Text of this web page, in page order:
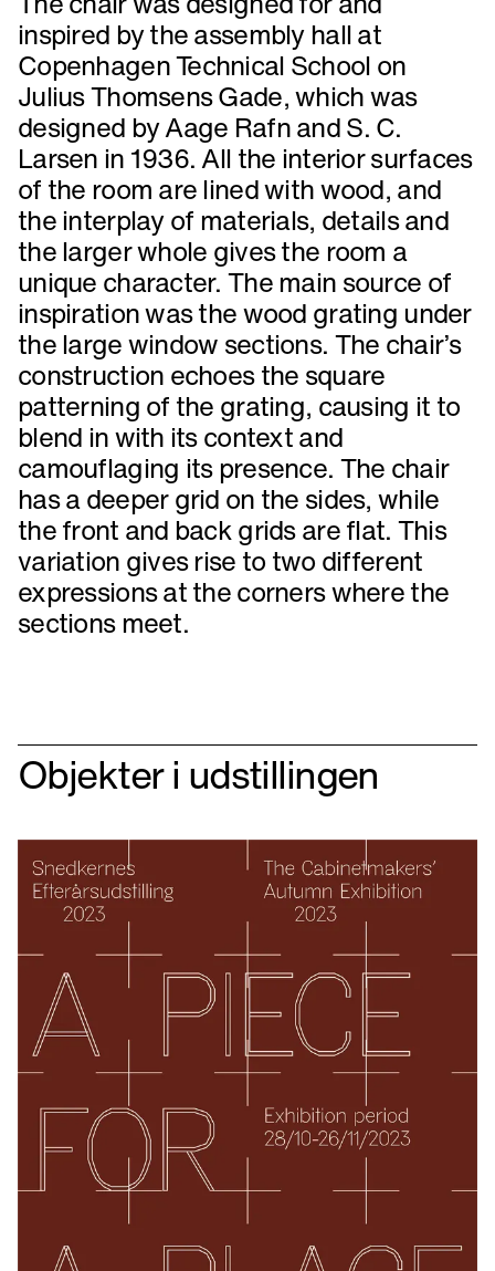
The chair was designed for and
inspired by the assembly hall at
Copenhagen Technical School on
Julius Thomsens Gade, which was
designed by Aage Rafn and S. C.
Larsen in 1936. All the interior surfaces
of the room are lined with wood, and
the interplay of materials, details and
the larger whole gives the room a
unique character. The main source of
inspiration was the wood grating under
the large window sections. The chair’s
construction echoes the square
patterning of the grating, causing it to
blend in with its context and
camouflaging its presence. The chair
has a deeper grid on the sides, while
the front and back grids are flat. This
variation gives rise to two different
expressions at the corners where the
sections meet.
Objekter i udstillingen